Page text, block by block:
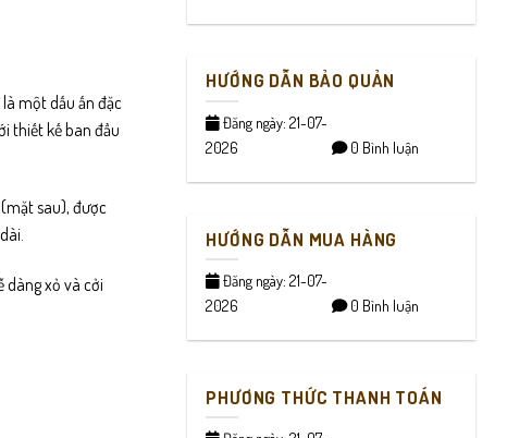
một dấu ấn đặc
thiết kế ban đầu
sau), được
dàng xỏ và cởi
HƯỚNG DẪN BẢO QUẢN
Đăng ngày: 21-07-
2026
0 Bình luận
HƯỚNG DẪN MUA HÀNG
Đăng ngày: 21-07-
2026
0 Bình luận
PHƯƠNG THỨC THANH TOÁN